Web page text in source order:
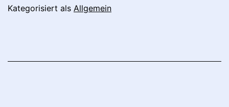
Kategorisiert als Allgemein